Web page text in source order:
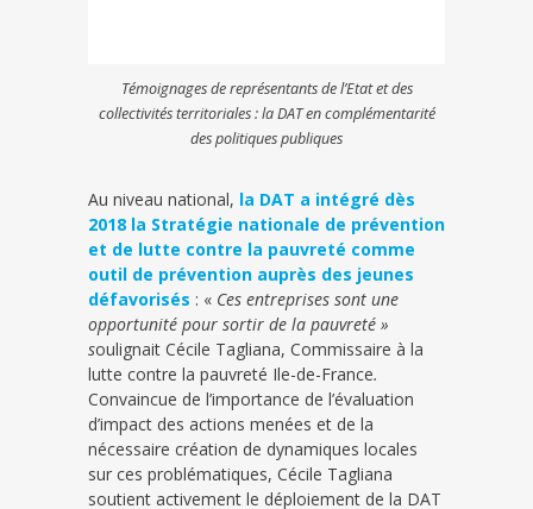
Témoignages de représentants de l’Etat et des
collectivités territoriales : la DAT en complémentarité
des politiques publiques
Au niveau national, la DAT a intégré dès
2018 la Stratégie nationale de prévention
et de lutte contre la pauvreté comme
outil de prévention auprès des jeunes
défavorisés : « Ces entreprises sont une
opportunité pour sortir de la pauvreté »
soulignait Cécile Tagliana, Commissaire à la
lutte contre la pauvreté Ile-de-France.
Convaincue de l’importance de l’évaluation
d’impact des actions menées et de la
nécessaire création de dynamiques locales
sur ces problématiques, Cécile Tagliana
soutient activement le déploiement de la DAT